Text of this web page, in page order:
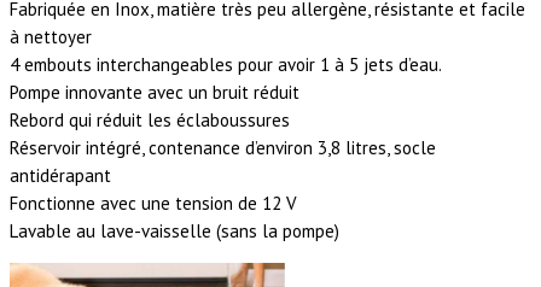
Fabriquée en Inox, matière très peu allergène, résistante et facile
à nettoyer
4 embouts interchangeables pour avoir 1 à 5 jets d’eau.
Pompe innovante avec un bruit réduit
Rebord qui réduit les éclaboussures
Réservoir intégré, contenance d’environ 3,8 litres, socle
antidérapant
Fonctionne avec une tension de 12 V
Lavable au lave-vaisselle (sans la pompe)